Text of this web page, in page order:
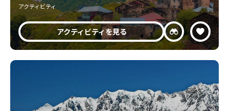
アクティビティ
アクティビティを見る